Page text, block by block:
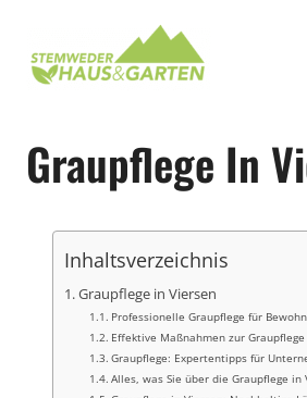
springen
Graupflege In
Inhaltsverzeichnis
Graupflege in Viersen
Professionelle Graupflege für
Effektive Maßnahmen zur
Graupflege: Expertentipps für
Alles, was Sie über die Graupflege in